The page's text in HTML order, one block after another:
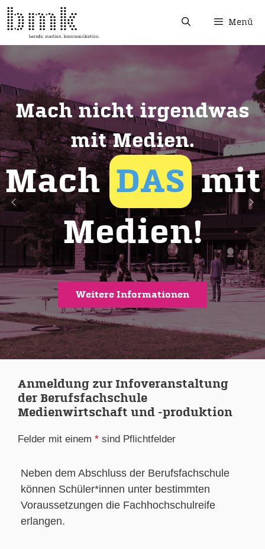
Menü
Mach nicht irgendwas
mit Medien.
MachDASmit
Medien!
Weitere Informationen
Anmeldung zur Infoveranstaltung
der Berufsfachschule
Medienwirtschaft und -produktion
Felder mit einem * sind Pflichtfelder
Neben dem Abschluss der Berufsfachschule
können Schüler*innen unter bestimmten
Voraussetzungen die Fachhochschulreife
erlangen.